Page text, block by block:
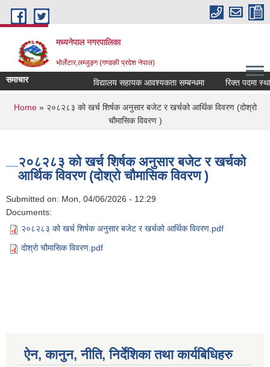
Skip to main content
मध्यनेपाल नगरपालिका
भोर्लेटार,लम्जुङ्ग (गण्डकी प्रदेश नेपाल)
समाचार विद्यालय सहायक आवश्यकता सम्बन्धमा रिक्त पदमा
You are here
Home» २०८२८३ को खर्च शिर्षक अनुसार बजेट र खर्चको आर्थिक विवरण (दोश्रो
चौमासिक विवरण )
२०८२८३ को खर्च शिर्षक अनुसार बजेट र खर्चको
आर्थिक विवरण (दोश्रो चौमासिक विवरण )
Submitted on: Mon, 04/06/2026 - 12:29
Documents:
२०८२८३ को खर्च शिर्षक अनुसार बजेट र खर्चको आर्थिक विवरण.pdf
दोश्रो चौमासिक विवरण.pdf
ऐन, कानुन, नीति, निर्देशिका तथा कार्यबिधिहरु